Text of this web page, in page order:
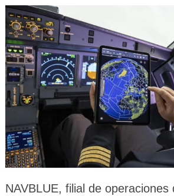
NAVBLUE, filial de operaciones